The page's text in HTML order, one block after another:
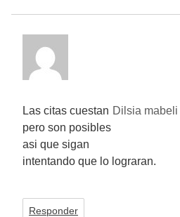
Dilsia mabeli
Las citas cuestan
pero son posibles
asi que sigan
intentando que lo lograran.
Responder